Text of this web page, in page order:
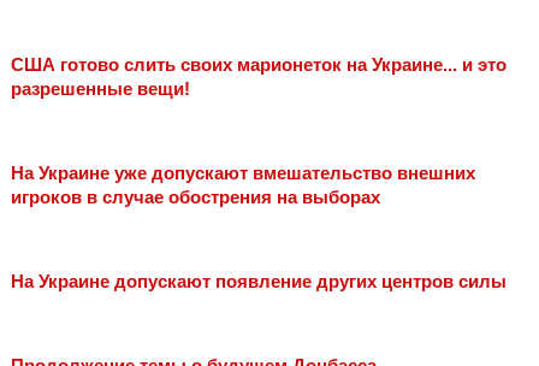
США готово слить своих марионеток на Украине... и это
разрешенные вещи!
На Украине уже допускают вмешательство внешних
игроков в случае обострения на выборах
На Украине допускают появление других центров силы